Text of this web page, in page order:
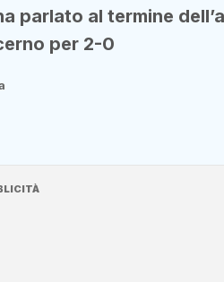
parlato al termine
per 2-0